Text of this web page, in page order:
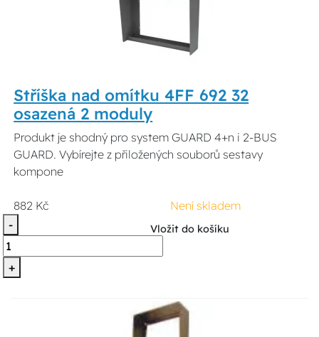
Stříška nad omítku 4FF 692 32
osazená 2 moduly
Produkt je shodný pro system GUARD 4+n i 2-BUS
GUARD. Vybírejte z přiložených souborů sestavy
kompone
882 Kč
Není skladem
-
+
Vložit do košíku